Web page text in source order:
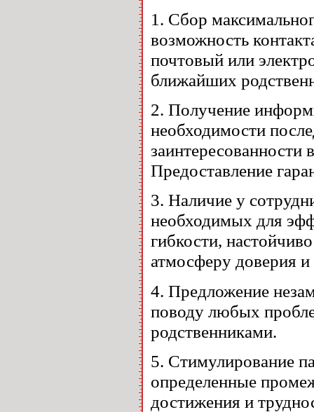
1. Сбор
возможность
почтовый или
ближайших
2. Получение
необходимости
Предоставление
3. Наличие у
необходимых для
гибкости,
атмосферу доверия и
4. Предложение
поводу любых
родственниками.
5. Стимулирование
определенные
достижения и